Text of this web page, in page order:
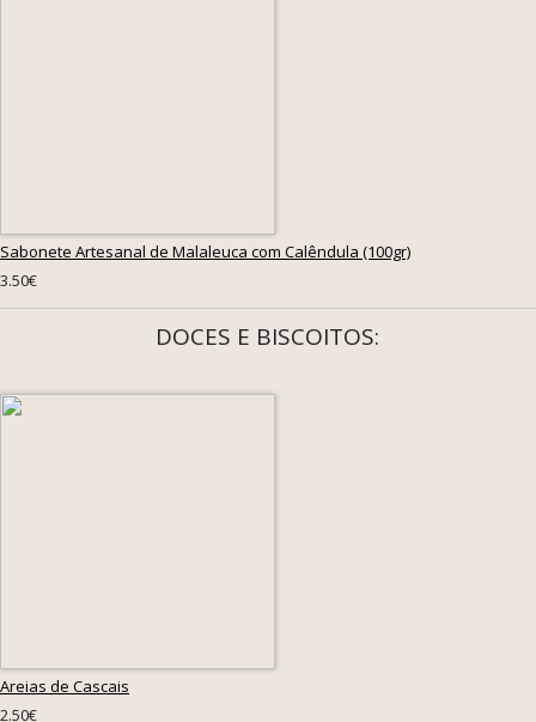
Sabonete Artesanal de Malaleuca com Calêndula (100gr)
3.50€
DOCES E BISCOITOS:
Areias de Cascais
2.50€